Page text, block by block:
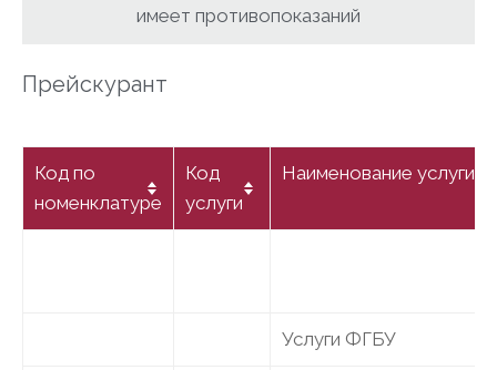
имеет противопоказаний
Прейскурант
Код по
номенклатуре
Код
услуги
Наименование услуги
Услуги ФГБУ